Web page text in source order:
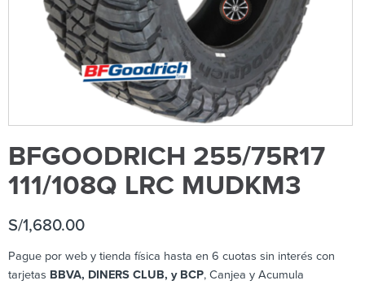
BFGOODRICH 255/75R17
111/108Q LRC MUDKM3
S/1,680.00
Pague por web y tienda física hasta en 6 cuotas sin interés con
tarjetas BBVA, DINERS CLUB, y BCP, Canjea y Acumula